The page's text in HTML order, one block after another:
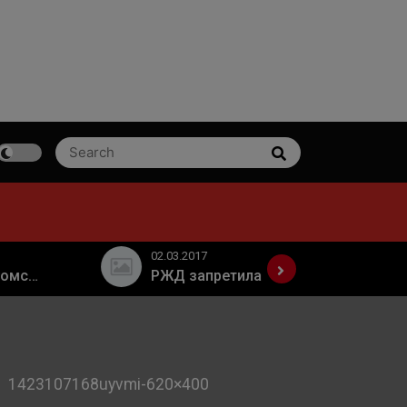
Search
for:
Search
02.03.2017
РЖД запретила использовать электронные сигареты и вейпы в поездах дальнего следования
1423107168uyvmi-620×400